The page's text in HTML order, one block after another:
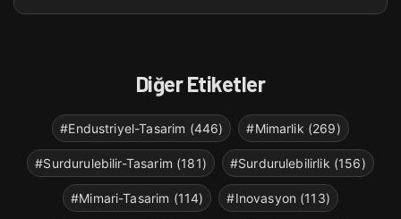
Diğer Etiketler
#Endustriyel-Tasarim (446) #Mimarlik (269)
#Surdurulebilir-Tasarim (181) #Surdurulebilirlik (156)
#Mimari-Tasarim (114) #Inovasyon (113)